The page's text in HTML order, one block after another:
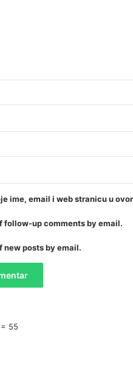
ime, email i web stranicu u
follow-up comments by email.
new posts by email.
55